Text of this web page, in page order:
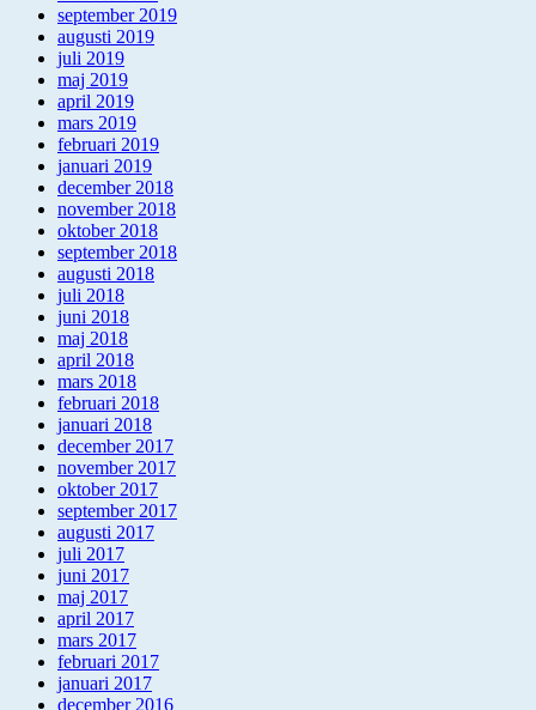
september 2019
augusti 2019
juli 2019
maj 2019
april 2019
mars 2019
februari 2019
januari 2019
december 2018
november 2018
oktober 2018
september 2018
augusti 2018
juli 2018
juni 2018
maj 2018
april 2018
mars 2018
februari 2018
januari 2018
december 2017
november 2017
oktober 2017
september 2017
augusti 2017
juli 2017
juni 2017
maj 2017
april 2017
mars 2017
februari 2017
januari 2017
december 2016